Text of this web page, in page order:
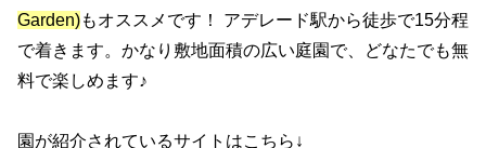
Garden)もオススメです！ アデレード駅から徒歩で15分程
で着きます。かなり敷地面積の広い庭園で、どなたでも無
料で楽しめます♪
園が紹介されているサイトはこちら↓